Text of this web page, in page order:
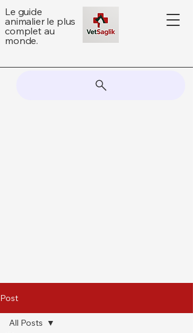
Le guide
animalier le plus
complet au
monde.
Post
All Posts